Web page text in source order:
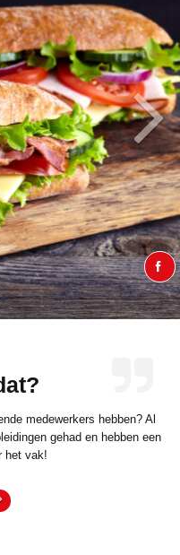
medewerkers hebben? Al
gehad en hebben een
het vak!